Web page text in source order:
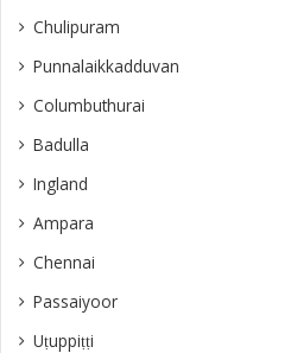
Chulipuram
Punnalaikkadduvan
Columbuthurai
Badulla
Ingland
Ampara
Chennai
Passaiyoor
Uṭuppiṭṭi